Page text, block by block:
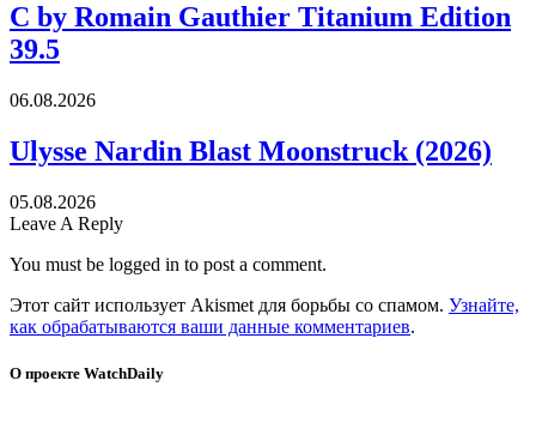
C by Romain Gauthier Titanium Edition
39.5
06.08.2026
Ulysse Nardin Blast Moonstruck (2026)
05.08.2026
Leave A Reply
You must be logged in to post a comment.
Этот сайт использует Akismet для борьбы со спамом. Узнайте,
как обрабатываются ваши данные комментариев.
О проекте WatchDaily